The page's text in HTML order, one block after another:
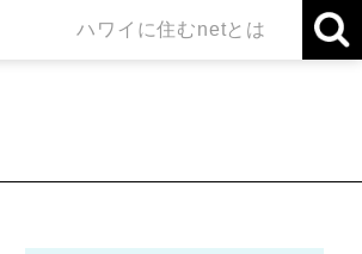
ハワイに住むnetとは